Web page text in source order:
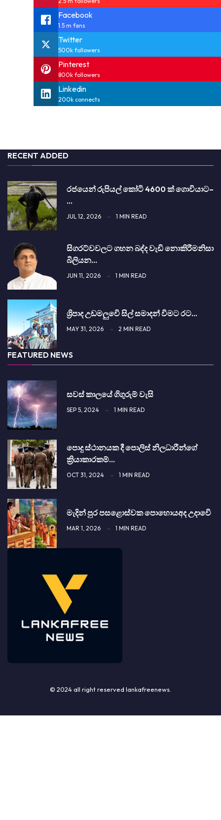
Facebook
1.5 m fans
Twitter
500k followers
Pinterest
800k followers
Linkedin
200k connects
RECENT ADDED
රජයෙන් රුපියල් කෝටි 4600 ක් ගොවියාට–
…
JUL 12, 2026 1 MIN READ
සිග­රට්වවලට ගහන බද්ද වැඩි නොකි­රී­මනිසා
බිලි­යන…
JUN 11, 2026 1 MIN READ
ශ්‍රිපාද උඩමලුවෙි සිල් සමාදන් විමට රට…
MAY 31, 2026 2 MIN READ
FEATURED NEWS
සවස් කාලයේ ගිගුරුම් වැසි
SEP 5, 2024 1 MIN READ
පොදු ස්ථානයක දී පොලිස් නිලධාරීන්ගේ
ක්‍රියාකාරකම්…
OCT 31, 2024 1 MIN READ
මැදින් පුර පස­ළො­ස්වක පොහොයඅද උදාවෙි
MAR 1, 2026 1 MIN READ
© 2024 all right reserved lankafreenews.